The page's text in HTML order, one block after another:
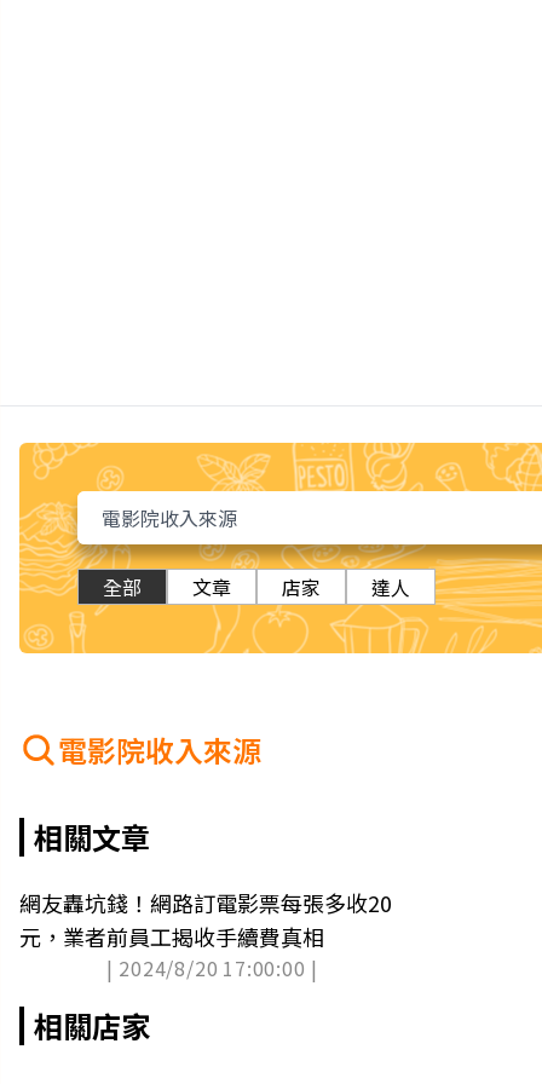
全部 文章 店家 達人
電影院收入來源
相關文章
網友轟坑錢！網路訂電影票每張多收20
元，業者前員工揭收手續費真相
| 2024/8/20 17:00:00 |
相關店家